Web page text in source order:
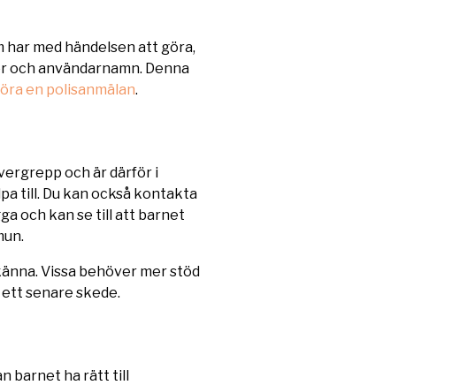
med händelsen att göra,
och användarnamn. Denna
en polisanmälan.
och är därför i
till. Du kan också kontakta
och kan se till att barnet
Vissa behöver mer stöd
senare skede.
barnet ha rätt till